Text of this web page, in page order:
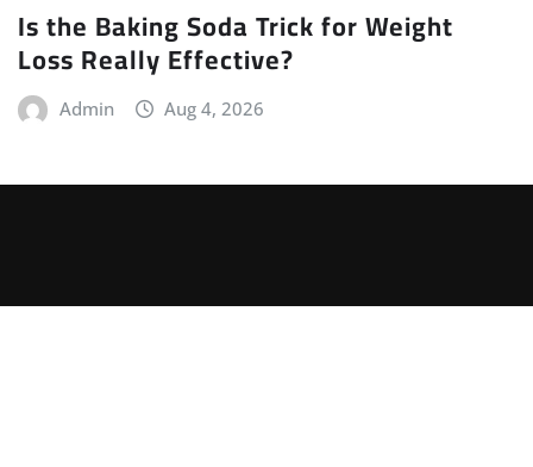
Is the Baking Soda Trick for Weight
Loss Really Effective?
Admin Aug 4, 2026